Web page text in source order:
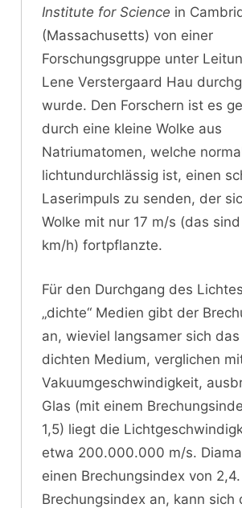
Institute for Science in
(Massachusetts) von einer
Forschungsgruppe unter
Lene Verstergaard Hau
wurde. Den Forschern ist es
durch eine kleine Wolke aus
Natriumatomen, welche
lichtundurchlässig ist, einen
Laserimpuls zu senden, der
Wolke mit nur 17 m/s (das
km/h) fortpflanzte.
Für den Durchgang des
„dichte“ Medien gibt der
an, wieviel langsamer sich
dichten Medium, verglichen
Vakuumgeschwindigkeit,
Glas (mit einem
1,5) liegt die
etwa 200.000.000 m/s.
einen Brechungsindex von
Brechungsindex an, kann sich